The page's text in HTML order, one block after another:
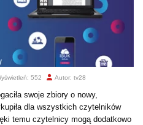
552 Autor: tv28
swoje zbiory o nowy,
dla wszystkich czytelników
temu czytelnicy mogą dodatkowo